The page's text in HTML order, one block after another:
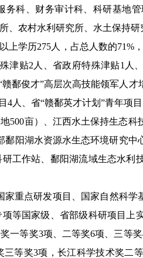
务科、财务审计科、科研基地
农村水利研究所、水土保持研
上学历275人，占总人数的71%
津贴2 人、省政府特殊津贴1 人、
赣鄱俊才”高层次高技能领军人才
4人 省“赣鄱英才计划 ”青年项目
500亩）、江西水土保持生态科
阳湖水资源水生态环境研究中
工作站、鄱阳湖流域生态水利
家重点研发项目、国家自然科学
等国家级、省部级科研项目上
一等奖3项、二等奖6项、三等奖
三等奖3项，长江科学技术奖二